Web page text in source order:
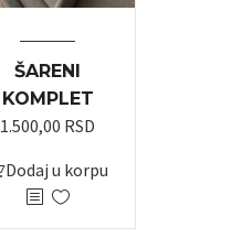
ŠARENI
KOMPLET
1.500,00 RSD
Dodaj u korpu